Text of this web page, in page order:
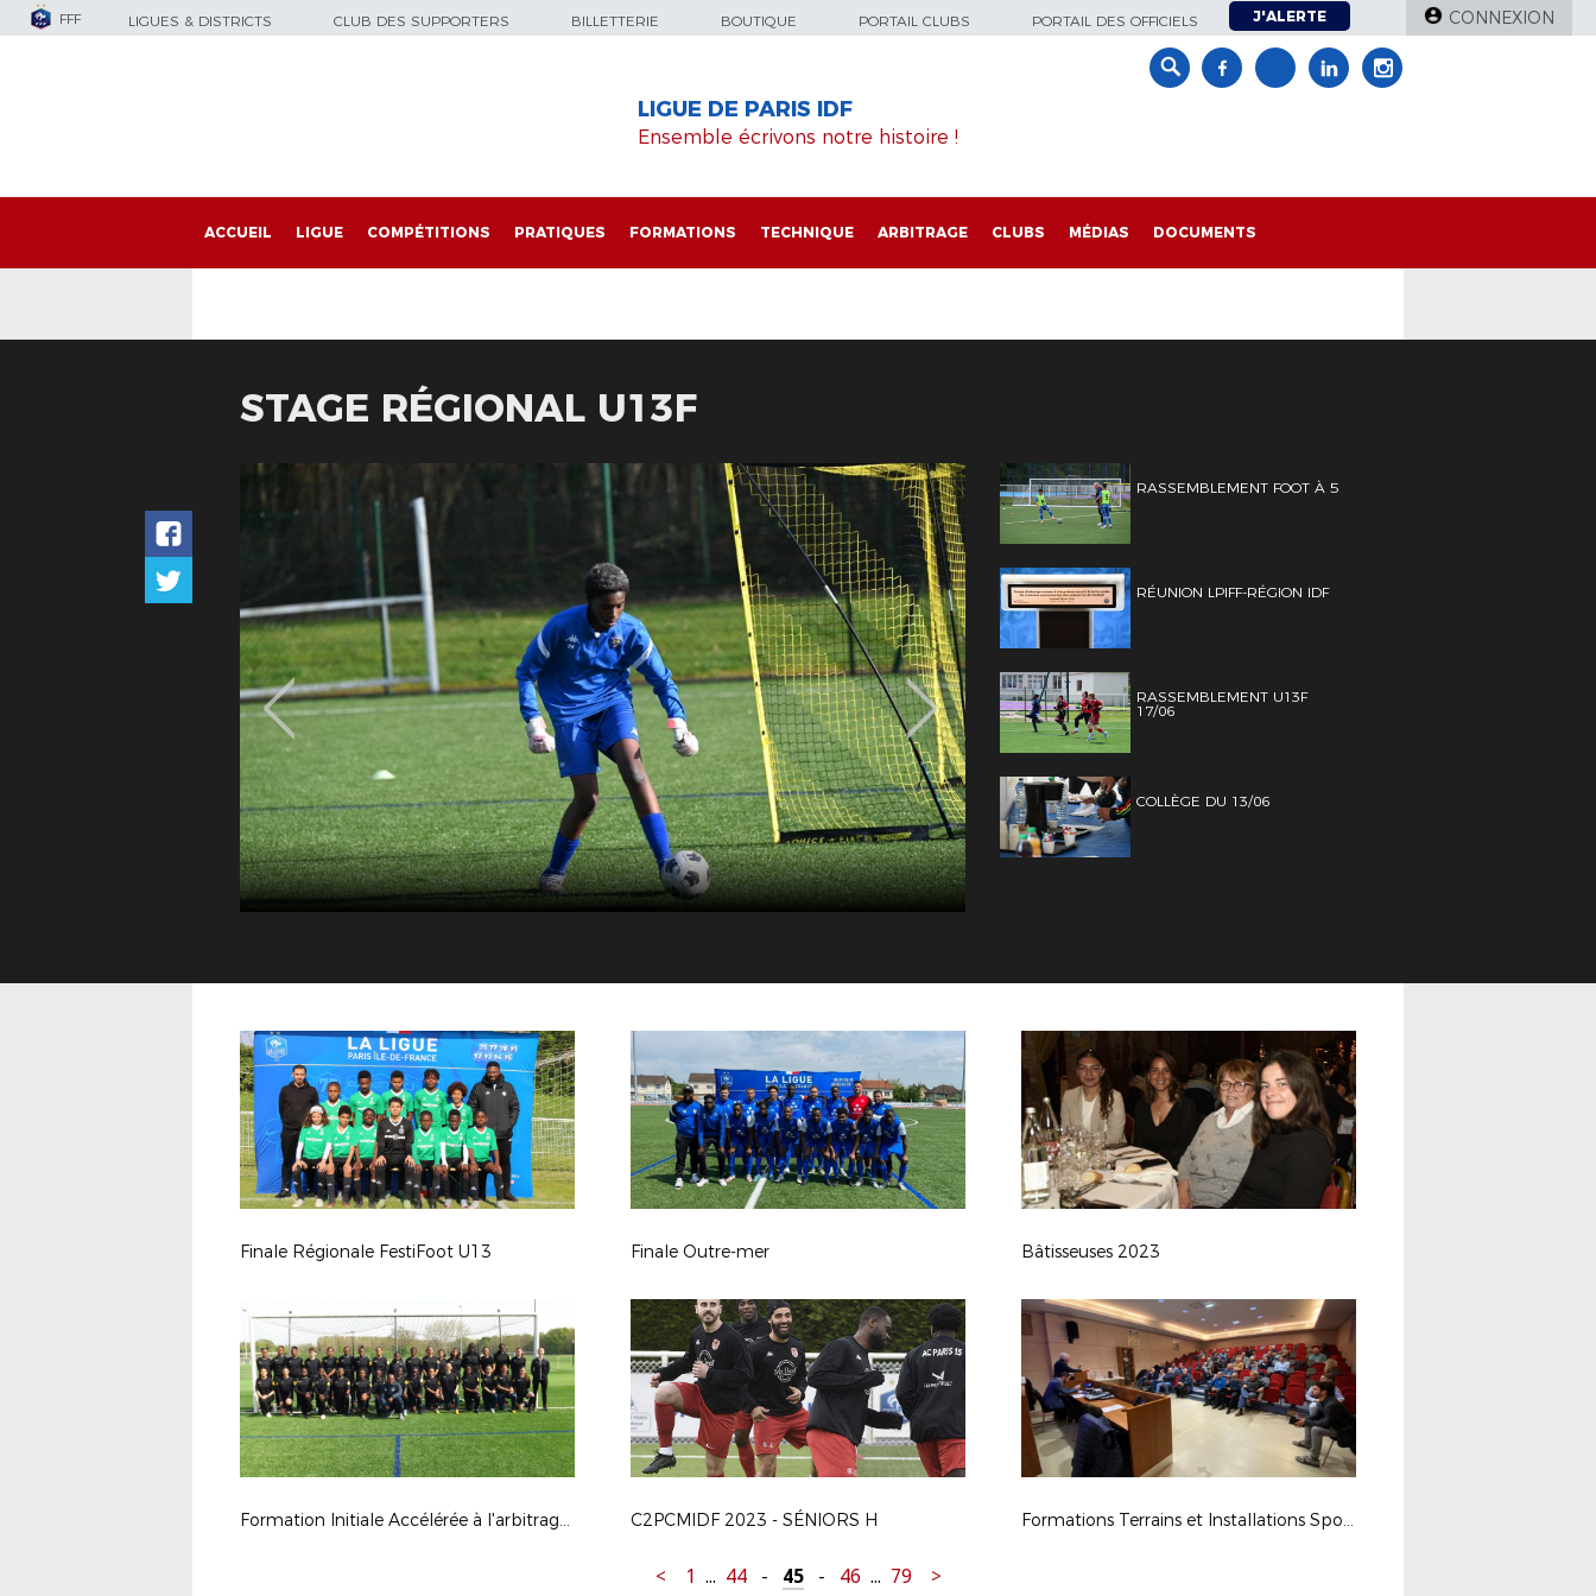
FFF LIGUES & DISTRICTS CLUB DES SUPPORTERS BILLETTERIE BOUTIQUE PORTAIL CLUBS PORTAIL DES OFFICIELS J'ALERTE CONNEXION
LIGUE DE PARIS IDF
Ensemble écrivons notre histoire !
ACCUEIL LIGUE COMPÉTITIONS PRATIQUES FORMATIONS TECHNIQUE ARBITRAGE CLUBS MÉDIAS DOCUMENTS
STAGE RÉGIONAL U13F
RASSEMBLEMENT FOOT À 5
RÉUNION LPIFF-RÉGION IDF
RASSEMBLEMENT U13F
17/06
COLLÈGE DU 13/06
Finale Régionale FestiFoot U13 Finale Outre-mer Bâtisseuses 2023
Formation Initiale Accélérée à l'arbitrage 100% féminine C2PCMIDF 2023 - SÉNIORS H Formations Terrains et Installations Sportives
< 1 ... 44 - 45 - 46 ... 79 >